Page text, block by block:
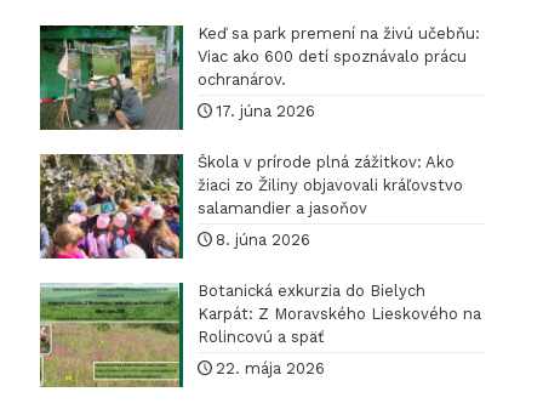
Keď sa park premení na živú učebňu:
Viac ako 600 detí spoznávalo prácu
ochranárov.
17. júna 2026
Škola v prírode plná zážitkov: Ako
žiaci zo Žiliny objavovali kráľovstvo
salamandier a jasoňov
8. júna 2026
Botanická exkurzia do Bielych
Karpát: Z Moravského Lieskového na
Rolincovú a späť
22. mája 2026